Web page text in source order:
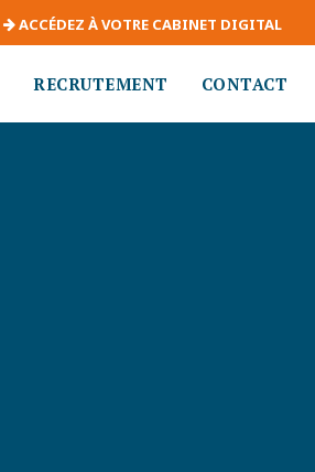
ACCÉDEZ À VOTRE CABINET DIGITAL
RECRUTEMENT CONTACT